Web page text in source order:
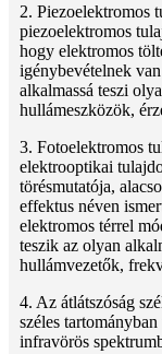
2. Piezoelektromos
piezoelektromos
hogy elektromos
igénybevételnek
alkalmassá teszi
hullámeszközök,
3. Fotoelektromos
elektrooptikai
törésmutatója,
effektus néven
elektromos térrel
teszik az olyan
hullámvezetők,
4. Az átlátszóság
széles
infravörös